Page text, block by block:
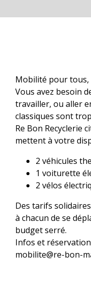
Mobilité pour
Vous avez besoin
travailler, ou aller
classiques sont
Re Bon Recyclerie
mettent à votre
2 véhicules
1 voiturette
2 vélos
Des tarifs
à chacun de se
budget serré.
Infos et réservation
mobilite@re-bon-